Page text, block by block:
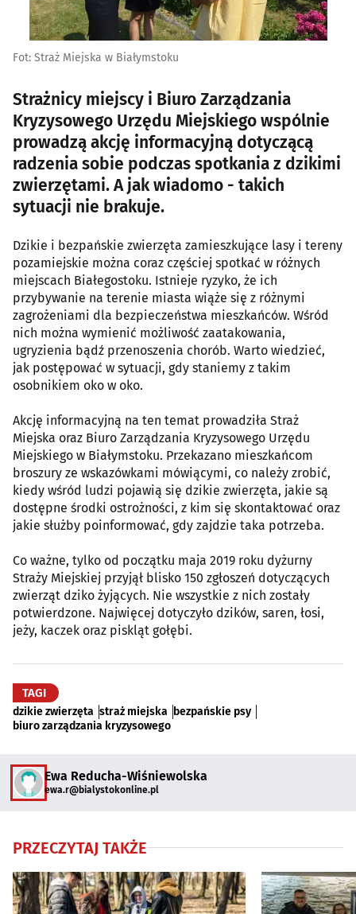
Fot: Straż Miejska w Białymstoku
Strażnicy miejscy i Biuro Zarządzania
Kryzysowego Urzędu Miejskiego wspólnie
prowadzą akcję informacyjną dotyczącą
radzenia sobie podczas spotkania z dzikimi
zwierzętami. A jak wiadomo - takich
sytuacji nie brakuje.
Dzikie i bezpańskie zwierzęta zamieszkujące lasy i tereny
pozamiejskie można coraz częściej spotkać w różnych
miejscach Białegostoku. Istnieje ryzyko, że ich
przybywanie na terenie miasta wiąże się z różnymi
zagrożeniami dla bezpieczeństwa mieszkańców. Wśród
nich można wymienić możliwość zaatakowania,
ugryzienia bądź przenoszenia chorób. Warto wiedzieć,
jak postępować w sytuacji, gdy staniemy z takim
osobnikiem oko w oko.
Akcję informacyjną na ten temat prowadziła Straż
Miejska oraz Biuro Zarządzania Kryzysowego Urzędu
Miejskiego w Białymstoku. Przekazano mieszkańcom
broszury ze wskazówkami mówiącymi, co należy zrobić,
kiedy wśród ludzi pojawią się dzikie zwierzęta, jakie są
dostępne środki ostrożności, z kim się skontaktować oraz
jakie służby poinformować, gdy zajdzie taka potrzeba.
Co ważne, tylko od początku maja 2019 roku dyżurny
Straży Miejskiej przyjął blisko 150 zgłoszeń dotyczących
zwierząt dziko żyjących. Nie wszystkie z nich zostały
potwierdzone. Najwięcej dotyczyło dzików, saren, łosi,
jeży, kaczek oraz piskląt gołębi.
TAGI
dzikie zwierzęta straż miejska bezpańskie psy
biuro zarządzania kryzysowego
Ewa Reducha-Wiśniewolska
ewa.r@bialystokonline.pl
PRZECZYTAJ TAKŻE